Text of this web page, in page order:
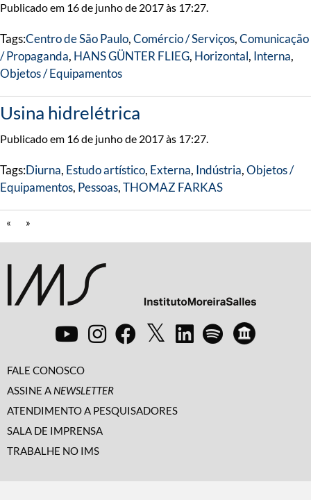
Publicado em 16 de junho de 2017 às 17:27.
Tags:Centro de São Paulo,Comércio / Serviços,Comunicação
/ Propaganda, HANS GÜNTER FLIEG, Horizontal, Interna,
Objetos / Equipamentos
Usina hidrelétrica
Publicado em 16 de junho de 2017 às 17:27.
Tags:Diurna, Estudo artístico, Externa, Indústria,Objetos /
Equipamentos, Pessoas,THOMAZ FARKAS
« »
FALE CONOSCO
ASSINE A NEWSLETTER
ATENDIMENTO A PESQUISADORES
SALA DE IMPRENSA
TRABALHE NO IMS